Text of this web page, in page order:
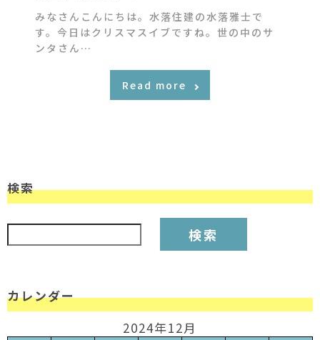
みなさんこんにちは。水落住建の水落雅士で
す。今日はクリスマスイブですね。世の中のサ
ンタさん…
Read more
検索
検索:
カレンダー
2024年12月